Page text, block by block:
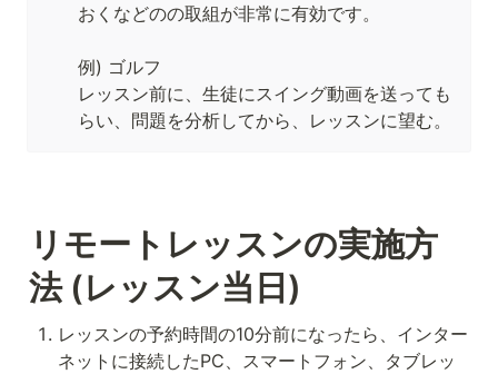
おくなどのの取組が非常に有効です。
例) ゴルフ
レッスン前に、生徒にスイング動画を送っても
らい、問題を分析してから、レッスンに望む。
リモートレッスンの実施方
法 (レッスン当日)
レッスンの予約時間の10分前になったら、インター
ネットに接続したPC、スマートフォン、タブレッ